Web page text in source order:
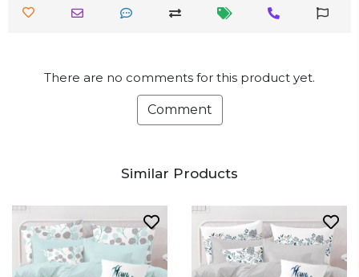
There are no comments for this product yet.
Comment
Similar Products